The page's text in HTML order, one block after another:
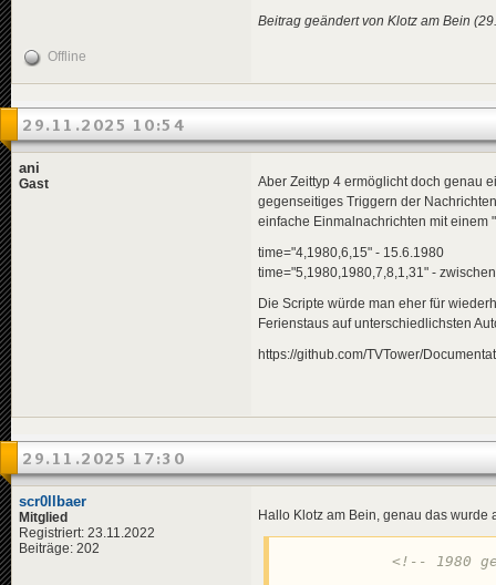
Beitrag geändert von Klotz am Bein
Offline
29.11.2025 10:54
ani
Gast
Aber Zeittyp 4 ermöglicht doch genau
gegenseitiges Triggern der
einfache Einmalnachrichten mit einem
time="4,1980,6,15" - 15.6.1980
time="5,1980,1980,7,8,1,31" -
Die Scripte würde man eher für
Ferienstaus auf unterschiedlichsten
https://github.com/TVTower/
29.11.2025 17:30
scr0llbaer
Mitglied
Registriert: 23.11.2022
Beiträge: 202
Hallo Klotz am Bein, genau das wurde
<!-- 1980